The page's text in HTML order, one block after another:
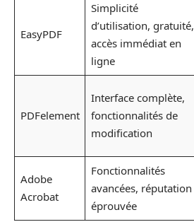
EasyPDF
Simplicité
d’utilisation, gratuité,
accès immédiat en
ligne
PDFelement
Interface complète,
fonctionnalités de
modification
Adobe
Acrobat
Fonctionnalités
avancées, réputation
éprouvée